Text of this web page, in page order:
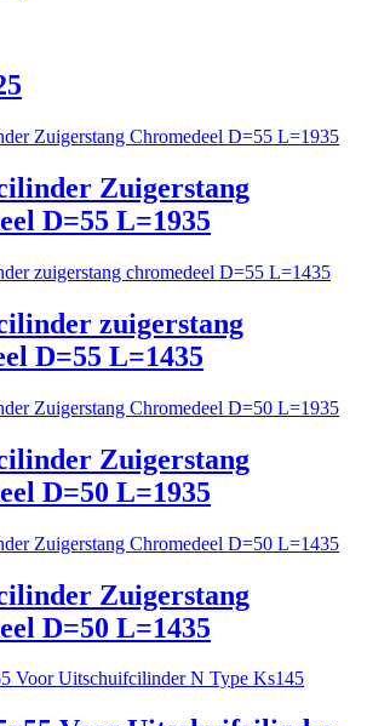
Zuigerstang
D=55 L=1935
zuigerstang
D=55 L=1435
Zuigerstang
D=50 L=1935
Zuigerstang
D=50 L=1435